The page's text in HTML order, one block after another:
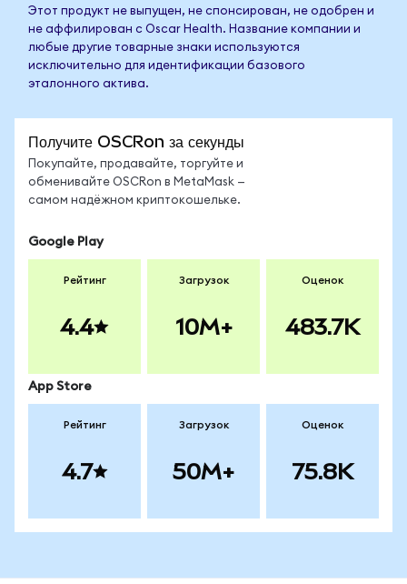
Этот продукт не выпущен, не спонсирован, не одобрен и
не аффилирован с Oscar Health. Название компании и
любые другие товарные знаки используются
исключительно для идентификации базового
эталонного актива.
Получите OSCRon за секунды
Покупайте, продавайте, торгуйте и
обменивайте OSCRon в MetaMask —
самом надёжном криптокошельке.
Google Play
Рейтинг
4.4
Загрузок
10M+
Оценок
483.7K
App Store
Рейтинг
4.7
Загрузок
50M+
Оценок
75.8K